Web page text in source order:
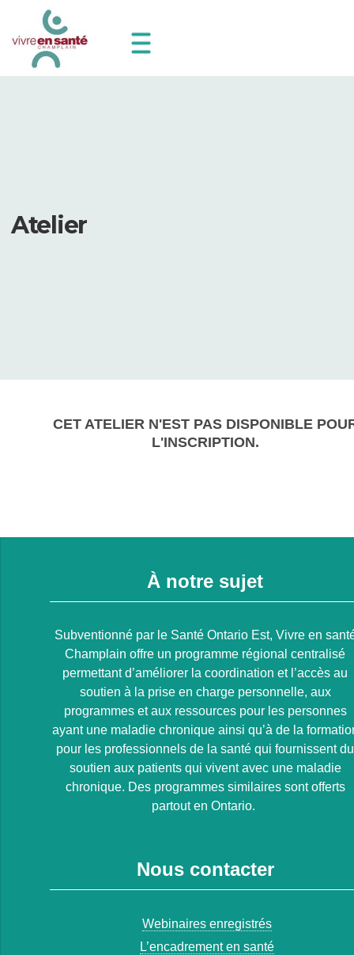
Atelier
CET ATELIER N'EST PAS DISPONIBLE
L'INSCRIPTION.
À notre sujet
Subventionné par le Santé Ontario Est, Vivre en
Champlain offre un programme régional centralisé
permettant d’améliorer la coordination et l’accès au
soutien à la prise en charge personnelle, aux
programmes et aux ressources pour les personnes
ayant une maladie chronique ainsi qu’à de la
pour les professionnels de la santé qui fournissent du
soutien aux patients qui vivent avec une maladie
chronique. Des programmes similaires sont offerts
partout en Ontario.
Nous contacter
Webinaires enregistrés
L’encadrement en santé